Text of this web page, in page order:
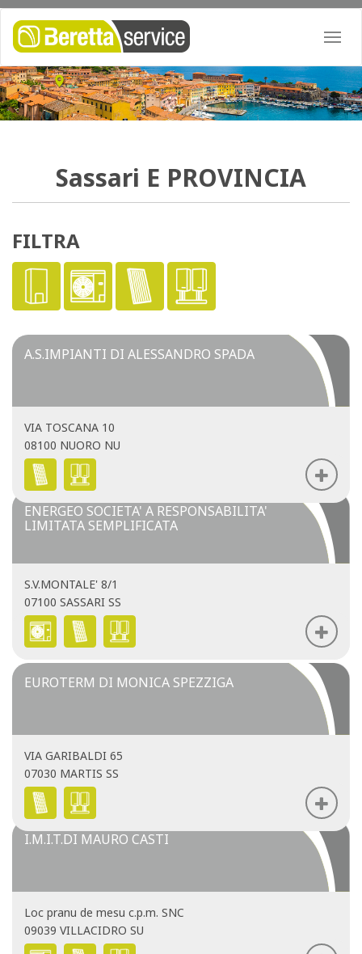
Sassari E PROVINCIA
FILTRA
A.S.IMPIANTI DI ALESSANDRO SPADA
VIA TOSCANA 10
08100 NUORO NU
ENERGEO SOCIETA' A RESPONSABILITA'
LIMITATA SEMPLIFICATA
S.V.MONTALE' 8/1
07100 SASSARI SS
EUROTERM DI MONICA SPEZZIGA
VIA GARIBALDI 65
07030 MARTIS SS
I.M.I.T.DI MAURO CASTI
Loc pranu de mesu c.p.m. SNC
09039 VILLACIDRO SU